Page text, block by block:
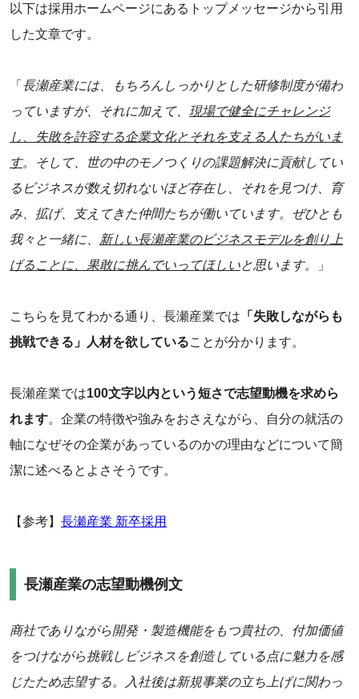
以下は採用ホームページにあるトップメッセージから引用
した文章です。
「 長瀬産業には、もちろんしっかりとした研修制度が備わ
っていますが、それに加えて、 現場で健全にチャレンジ
し、失敗を許容する企業文化とそれを支える人たちがいま
す。そして、世の中のモノつくりの課題解決に貢献してい
るビジネスが数え切れないほど存在し、それを見つけ、育
み、拡げ、支えてきた仲間たちが働いています。ぜひとも
我々と一緒に、
新しい長瀬産業のビジネスモデルを創り上
げることに、果敢に挑んでいってほしいと思います。 」
こちらを見てわかる通り、長瀬産業では 「失敗しながらも
挑戦できる」人材を欲していることが分かります。
長瀬産業では100文字以内という短さで志望動機を求めら
れます。企業の特徴や強みをおさえながら、自分の就活の
軸になぜその企業があっているのかの理由などについて簡
潔に述べるとよさそうです。
【参考】 長瀬産業 新卒採用
長瀬産業の志望動機例文
商社でありながら開発・製造機能をもつ貴社の、付加価値
をつけながら挑戦しビジネスを創造している点に魅力を感
じたため志望する。入社後は新規事業の立ち上げに関わっ